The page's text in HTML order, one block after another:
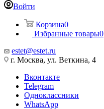
Войти
Корзина0
Избранные товары0
estet@estet.ru
г. Москва, ул. Веткина, 4
Вконтакте
Telegram
Одноклассники
WhatsApp